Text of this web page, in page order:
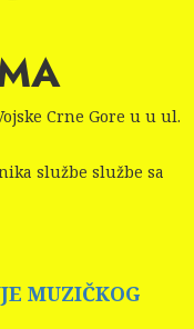
Crne Gore u u ul.
službe službe sa
MUZIČKOG